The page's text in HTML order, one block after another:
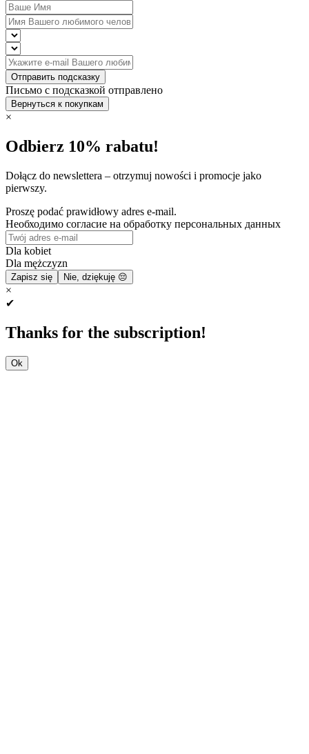
Отправить подсказку
Письмо с подсказкой отправлено
Вернуться к покупкам
×
Odbierz 10% rabatu!
Dołącz do newslettera – otrzymuj nowości i promocje jako
pierwszy.
Proszę podać prawidłowy adres e-mail.
Необходимо согласие на обработку персональных данных
Dla kobiet
Dla mężczyzn
Zapisz się Nie, dziękuję 😔
×
✔
Thanks for the subscription!
Ok